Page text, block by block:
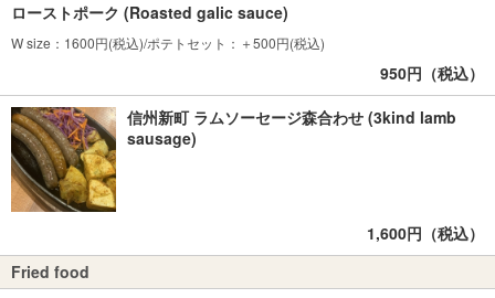
ローストポーク (Roasted galic sauce)
W size：1600円(税込)/ポテトセット：＋500円(税込)
950円（税込）
信州新町 ラムソーセージ森合わせ (3kind lamb
sausage)
1,600円（税込）
Fried food